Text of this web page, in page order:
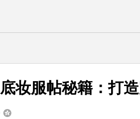
底妆服帖秘籍：打